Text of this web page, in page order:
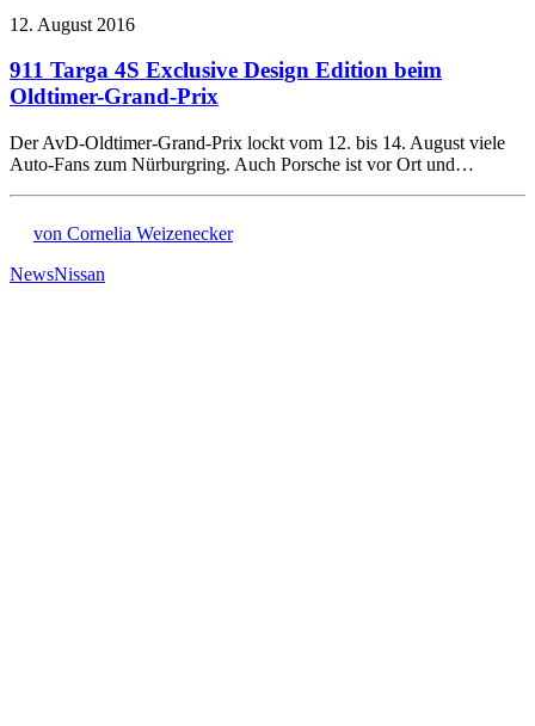
12. August 2016
911 Targa 4S Exclusive Design Edition beim
Oldtimer-Grand-Prix
Der AvD-Oldtimer-Grand-Prix lockt vom 12. bis 14. August viele
Auto-Fans zum Nürburgring. Auch Porsche ist vor Ort und…
von Cornelia Weizenecker
NewsNissan